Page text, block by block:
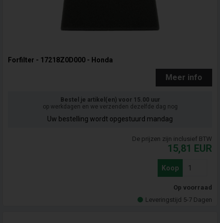
Forfilter - 17218Z0D000 - Honda
Meer info
Bestel je artikel(en) voor 15.00 uur
op werkdagen en we verzenden dezelfde dag nog
Uw bestelling wordt opgestuurd mandag
De prijzen zijn inclusief BTW
15,81 EUR
Koop
Op voorraad
Leveringstijd 5-7 Dagen